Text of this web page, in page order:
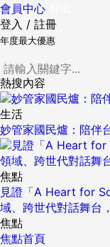
會員中心
登入 / 註冊
年度最大優惠
熱搜內容
生活
妙管家國民爐：陪伴
焦點
見證「A Heart for
域、跨世代對話舞台
焦點
焦點首頁